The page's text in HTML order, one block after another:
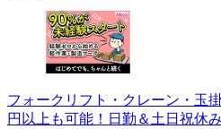
フォークリフト・クレーン・玉
円以上も可能！日勤＆土日祝休